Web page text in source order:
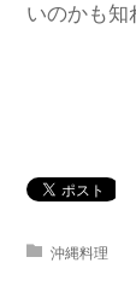
いのかも知
沖縄料理